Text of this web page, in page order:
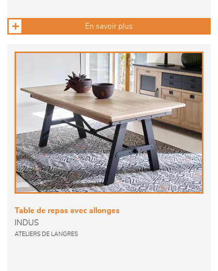
En savoir plus
Table de repas avec allonges
INDUS
ATELIERS DE LANGRES